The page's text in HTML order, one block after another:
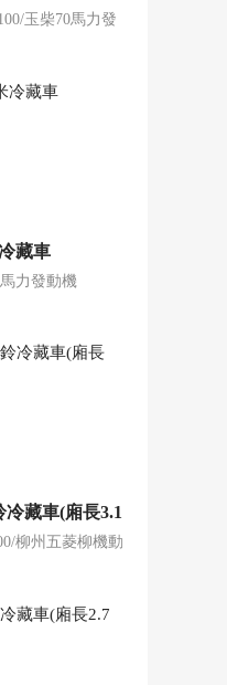
玉柴70馬力發
藏車
力發動機
藏車(廂長3.1
柳州五菱柳機動